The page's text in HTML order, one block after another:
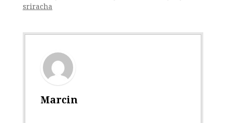
sriracha
Marcin